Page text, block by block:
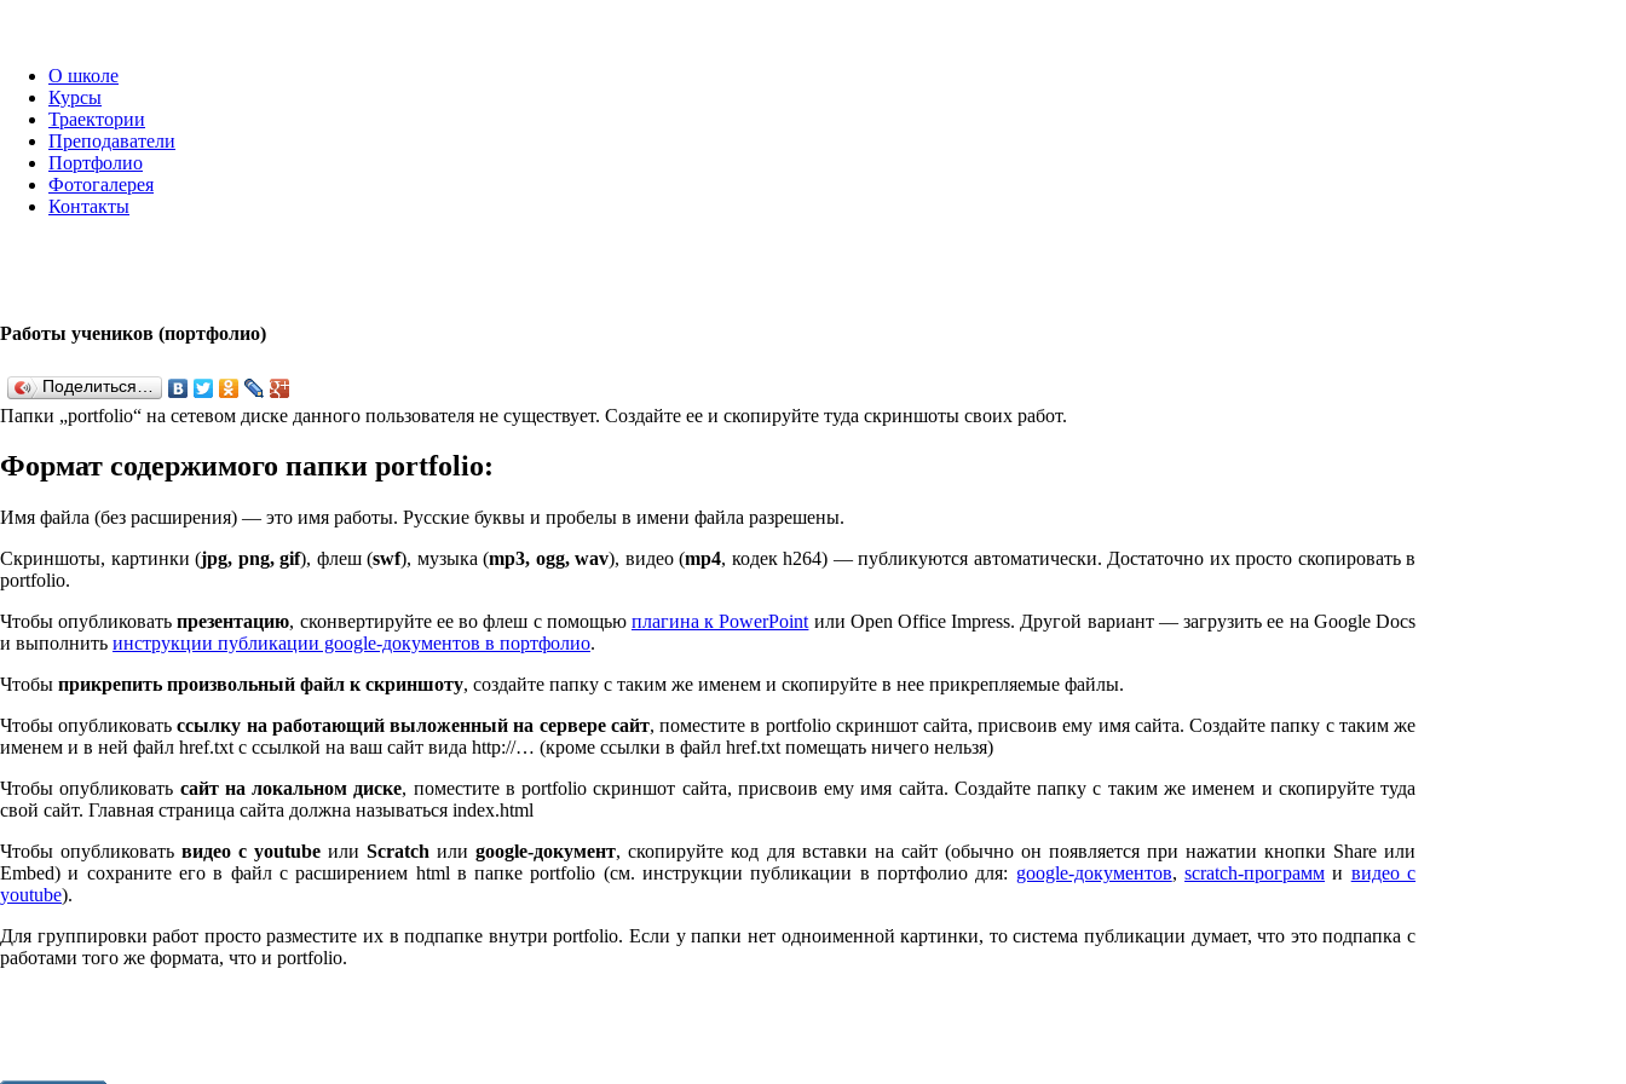
О школе
Курсы
Траектории
Преподаватели
Портфолио
Фотогалерея
Контакты
Работы учеников (портфолио)
Поделиться…
Папки „port­fo­lio“ на сетевом диске данного пользователя не существует. Создайте ее и скопируйте туда скриншоты своих работ.
Формат содержимого папки port­fo­lio:
Имя файла (без расширения) — это имя работы. Русские буквы и пробелы в имени файла разрешены.
Скриншоты, картинки (jpg, png, gif), флеш (swf), музыка (mp3, ogg, wav), видео (mp4, кодек h264) — публикуются автоматически. Достаточно их просто скопировать в
port­fo­lio.
Чтобы опубликоватьпрезентацию, сконвертируйте ее во флеш с помощью плагина к Pow­er­Point или Open Office Impress. Другой вариант — загрузить ее на Google Docs
и выполнить инструкции публикации google-документов в портфолио.
Чтобы прикрепить произвольный файл к скриншоту, создайте папку с таким же именем и скопируйте в нее прикрепляемые файлы.
Чтобы опубликоватьссылку на работающий выложенный на сервере сайт, поместите в port­fo­lio скриншот сайта, присвоив ему имя сайта. Создайте папку с таким же
именем и в ней файл href.txt с ссылкой на ваш сайт вида http://… (кроме ссылки в файл href.txt помещать ничего нельзя)
Чтобы опубликовать сайт на локальном диске, поместите в port­fo­lio скриншот сайта, присвоив ему имя сайта. Создайте папку с таким же именем и скопируйте туда
свой сайт. Главная страница сайта должна называться index.html
Чтобы опубликоватьвидео с youtube илиScratch илиgoogle-документ, скопируйте код для вставки на сайт (обычно он появляется при нажатии кнопки Share или
Embed) и сохраните его в файл с расширением html в папке port­fo­lio (см. инструкции публикации в портфолио для: google-документов,scratch-программ и видео с
youtube).
Для группировки работ просто разместите их в подпапке внутри port­fo­lio. Если у папки нет одноименной картинки, то система публикации думает, что это подпапка с
работами того же формата, что и port­fo­lio.